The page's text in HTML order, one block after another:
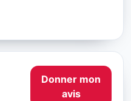
Donner mon
avis